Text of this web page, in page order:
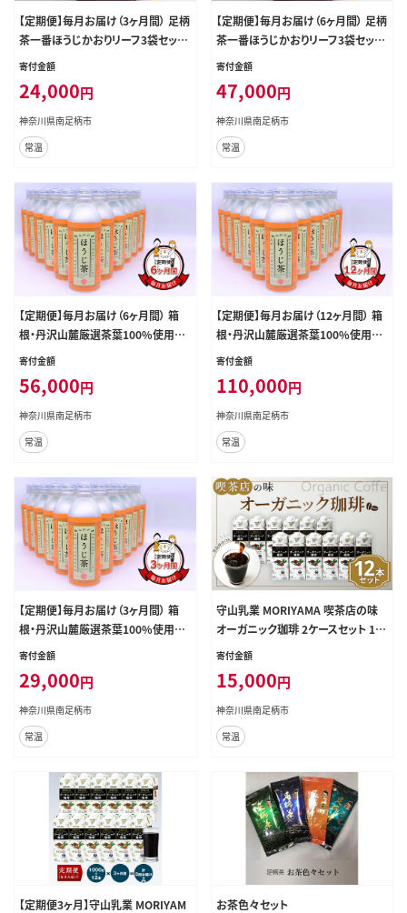
【定期便】毎月お届け（3ヶ月間） 足柄
茶一番ほうじかおりリーフ3袋セット
（1袋50ｇ×3袋）【 お茶 ギフト プレ
寄付金額
24,000円
神奈川県南足柄市
常温
【定期便】毎月お届け（6ヶ月間） 足柄
茶一番ほうじかおりリーフ3袋セット
（1袋50ｇ×3袋）【 お茶 ギフト プレ
寄付金額
47,000円
神奈川県南足柄市
常温
【定期便】毎月お届け（6ヶ月間） 箱
根・丹沢山麓厳選茶葉100%使用の
ほうじ茶（リシール缶）465g×24本
奈川県 南足柄市 】
寄付金額
56,000円
神奈川県南足柄市
常温
【定期便】毎月お届け（12ヶ月間） 箱
根・丹沢山麓厳選茶葉100%使用の
ほうじ茶（リシール缶）465g×24本
奈川県 南足柄市 】
寄付金額
110,000円
神奈川県南足柄市
常温
【定期便】毎月お届け（3ヶ月間） 箱
根・丹沢山麓厳選茶葉100%使用の
ほうじ茶（リシール缶）465g×24本
奈川県 南足柄市 】
寄付金額
29,000円
神奈川県南足柄市
常温
守山乳業 MORIYAMA 喫茶店の味
オーガニック珈琲 2ケースセット 10
00ｇ×12本【 紙パック リキッド コー
南足柄市 】
寄付金額
15,000円
神奈川県南足柄市
常温
【定期便3ヶ月】守山乳業 MORIYAM
お茶色々セット